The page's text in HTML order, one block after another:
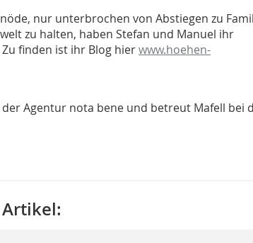
nur unterbrochen von Abstiegen zu
zu halten, haben Stefan und Manuel ihr
finden ist ihr Blog hierwww.hoehen-
der Agentur nota bene und betreut Mafell bei